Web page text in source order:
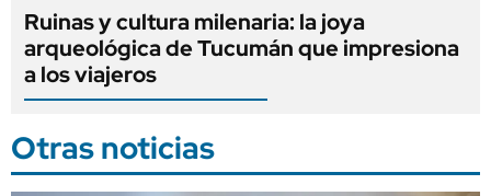
Ruinas y cultura milenaria: la joya
arqueológica de Tucumán que impresiona
a los viajeros
Otras noticias